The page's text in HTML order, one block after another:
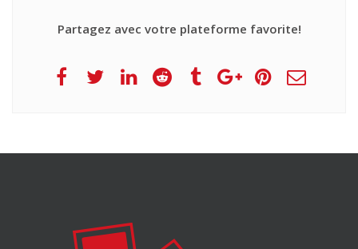
Partagez avec votre plateforme favorite!